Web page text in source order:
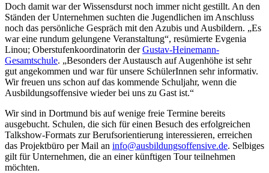
Doch damit war der Wissensdurst noch immer nicht gestillt. An den
Ständen der Unternehmen suchten die Jugendlichen im Anschluss
noch das persönliche Gespräch mit den Azubis und Ausbildern. „Es
war eine rundum gelungene Veranstaltung“, resümierte Evgenia
Linou; Oberstufenkoordinatorin derGustav-Heinemann-
Gesamtschule. „Besonders der Austausch auf Augenhöhe ist sehr
gut angekommen und war für unsere SchülerInnen sehr informativ.
Wir freuen uns schon auf das kommende Schuljahr, wenn die
Ausbildungsoffensive wieder bei uns zu Gast ist.“
Wir sind in Dortmund bis auf wenige freie Termine bereits
ausgebucht. Schulen, die sich für einen Besuch des erfolgreichen
Talkshow-Formats zur Berufsorientierung interessieren, erreichen
das Projektbüro per Mail an info@ausbildungsoffensive.de. Selbiges
gilt für Unternehmen, die an einer künftigen Tour teilnehmen
möchten.